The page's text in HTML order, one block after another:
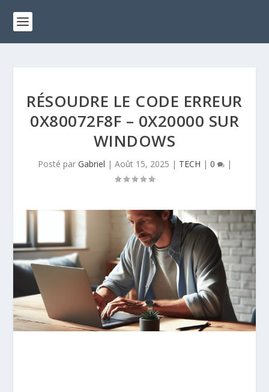
RÉSOUDRE LE CODE ERREUR
0X80072F8F – 0X20000​ SUR
WINDOWS
Posté par Gabriel | Août 15, 2025 | TECH | 0 |